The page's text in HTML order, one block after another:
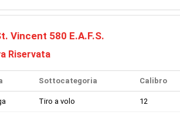
Vincent 580 E.A.F.S.
Riservata
Sottocategoria Calibro
Tiro a volo 12